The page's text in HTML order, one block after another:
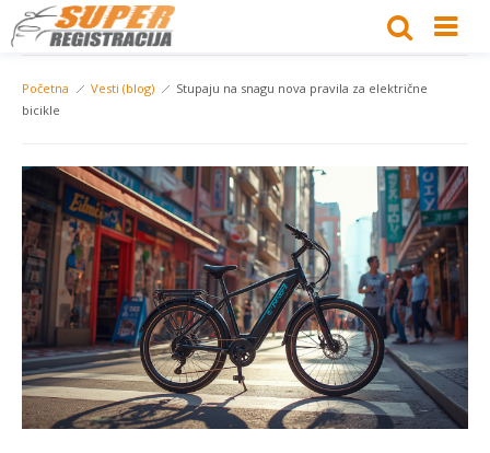
Početna Vesti (blog)
Stupaju na snagu nova pravila za električne
bicikle